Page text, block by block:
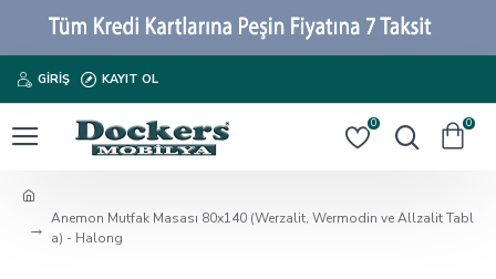
GIRIŞ KAYIT OL
0 0
Anemon Mutfak Masası 80x140 (Werzalit, Wermodin ve Allzalit Tabl
a) - Halong